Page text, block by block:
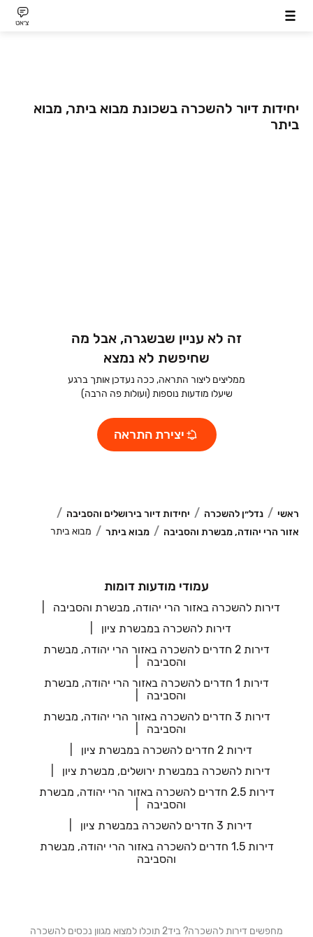
צ׳אט
יחידות דיור להשכרה בשכונת מבוא ביתר, מבוא
ביתר
זה לא עניין שבשגרה, אבל מה
שחיפשת לא נמצא
ממליצים ליצור התראה, ככה נעדכן אותך ברגע
שיעלו מודעות נוספות (ועולות פה הרבה)
יצירת התראה
ראשי נדל״ן להשכרה
יחידות דיור בירושלים והסביבה
אזור הרי יהודה, מבשרת והסביבה
מבוא ביתר מבוא ביתר
עמודי מודעות דומות
דירות להשכרה באזור הרי יהודה, מבשרת והסביבה
דירות להשכרה במבשרת ציון
דירות 2 חדרים להשכרה באזור הרי יהודה, מבשרת
והסביבה
דירות 1 חדרים להשכרה באזור הרי יהודה, מבשרת
והסביבה
דירות 3 חדרים להשכרה באזור הרי יהודה, מבשרת
והסביבה
דירות 2 חדרים להשכרה במבשרת ציון
דירות להשכרה במבשרת ירושלים, מבשרת ציון
דירות 2.5 חדרים להשכרה באזור הרי יהודה, מבשרת
והסביבה
דירות 3 חדרים להשכרה במבשרת ציון
דירות 1.5 חדרים להשכרה באזור הרי יהודה, מבשרת
והסביבה
מחפשים דירות להשכרה? ביד2 תוכלו למצוא מגוון נכסים להשכרה